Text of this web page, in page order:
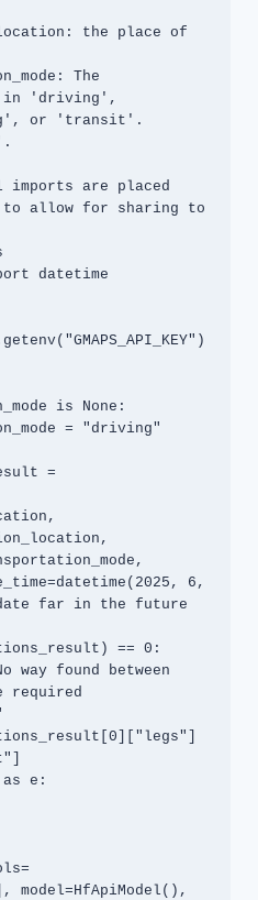
in 'driving',
or 'transit'.
allow for sharing to
far in the future
required